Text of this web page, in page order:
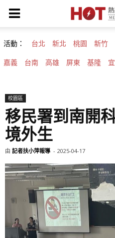
活動： 台北 新北 桃園 新竹
嘉義 台南 高雄 屏東 基隆
校園區
移民署到南開
境外生
由 記者扶小萍報導 - 2025-04-17